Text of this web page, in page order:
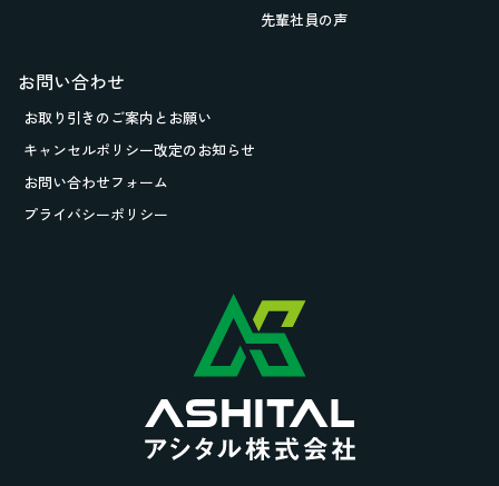
先輩社員の声
お問い合わせ
お取り引きのご案内とお願い
キャンセルポリシー改定のお知らせ
お問い合わせフォーム
プライバシーポリシー